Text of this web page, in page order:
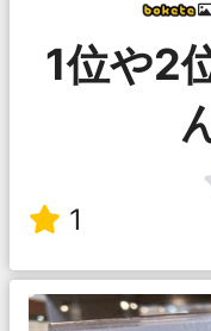
1位や2
1